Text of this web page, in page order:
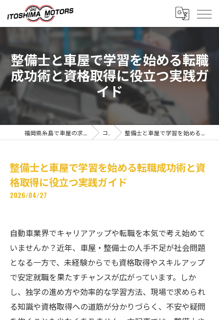
整備士と車屋で学習を始める転職
成功術と資格取得に役立つ実践ガ
イド
福岡県糸島で車屋の求人なら有限会社糸島モータース コラム 整備士と車屋で学習を始める転職成功術と資格取得に役立つ実践ガイド
整備士と車屋で学習を始める転職成功術と資
格取得に役立つ実践ガイド
2026/04/27
自動車業界でキャリアアップや転職を本気で考え始めて
いませんか？近年、車屋・整備士の人手不足が社会問題
となる一方で、未経験からでも資格取得やスキルアップ
で安定就職を果たすチャンスが広がっています。しか
し、独学の進め方や効率的な学習方法、現場で求められ
る知識や資格取得への道筋が分かりづらく、不安や疑問